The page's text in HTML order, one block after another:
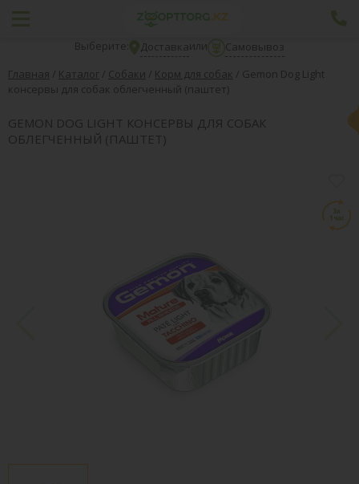
Выберите: Доставкаили
Самовывоз
Главная / Каталог / Собаки / Корм для собак / Gemon Dog Light
консервы для собак облегченный (паштет)
GEMON DOG LIGHT КОНСЕРВЫ ДЛЯ СОБАК
ОБЛЕГЧЕННЫЙ (ПАШТЕТ)